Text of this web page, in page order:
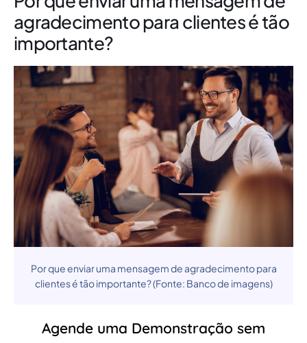
agradecimento para clientes é tão
importante?
Por que enviar uma mensagem de agradecimento para
clientes é tão importante? (Fonte: Banco de imagens)
Agende uma Demonstração sem